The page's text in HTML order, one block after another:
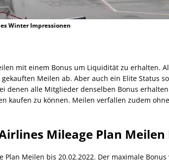
Winter Impressionen
mit einem Bonus um Liquidität zu erhalten.
Meilen ab. Aber auch ein Elite Status
denen alle Mitglieder denselben Bonus
kaufen zu können. Meilen verfallen zudem
Mileage Plan Meilen
Meilen bis 20.02.2022. Der maximale